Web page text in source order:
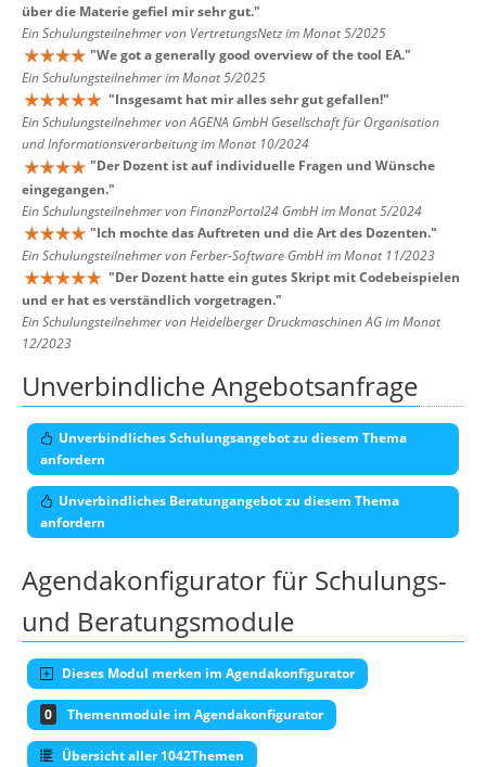
über die Materie gefiel mir sehr gut."
Ein Schulungsteilnehmer von VertretungsNetz im Monat 5/2025
"We got a generally good overview of the tool EA."
Ein Schulungsteilnehmer im Monat 5/2025
"Insgesamt hat mir alles sehr gut gefallen!"
Ein Schulungsteilnehmer von AGENA GmbH Gesellschaft für Organisation
und Informationsverarbeitung im Monat 10/2024
"Der Dozent ist auf individuelle Fragen und Wünsche
eingegangen."
Ein Schulungsteilnehmer von FinanzPortal24 GmbH im Monat 5/2024
"Ich mochte das Auftreten und die Art des Dozenten."
Ein Schulungsteilnehmer von Ferber-Software GmbH im Monat 11/2023
"Der Dozent hatte ein gutes Skript mit Codebeispielen
und er hat es verständlich vorgetragen."
Ein Schulungsteilnehmer von Heidelberger Druckmaschinen AG im Monat
12/2023
Unverbindliche Angebotsanfrage
Unverbindliches Schulungsangebot zu diesem Thema
anfordern
Unverbindliches Beratungangebot zu diesem Thema
anfordern
Agendakonfigurator für Schulungs-
und Beratungsmodule
Dieses Modul merken im Agendakonfigurator
0 Themenmodule im Agendakonfigurator
Übersicht aller 1042Themen